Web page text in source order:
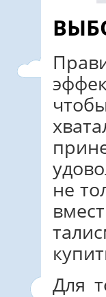
не
Для